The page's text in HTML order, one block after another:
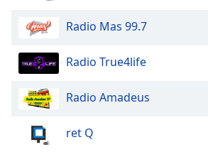
Radio Mas 99.7
Radio True4life
Radio Amadeus
ret Q